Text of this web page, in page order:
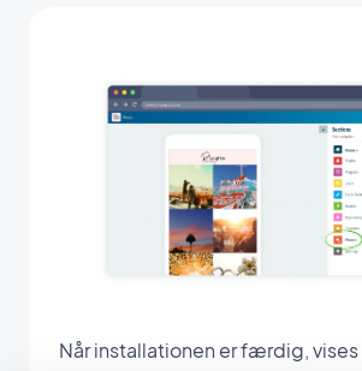
Når installationen er færdig, vises